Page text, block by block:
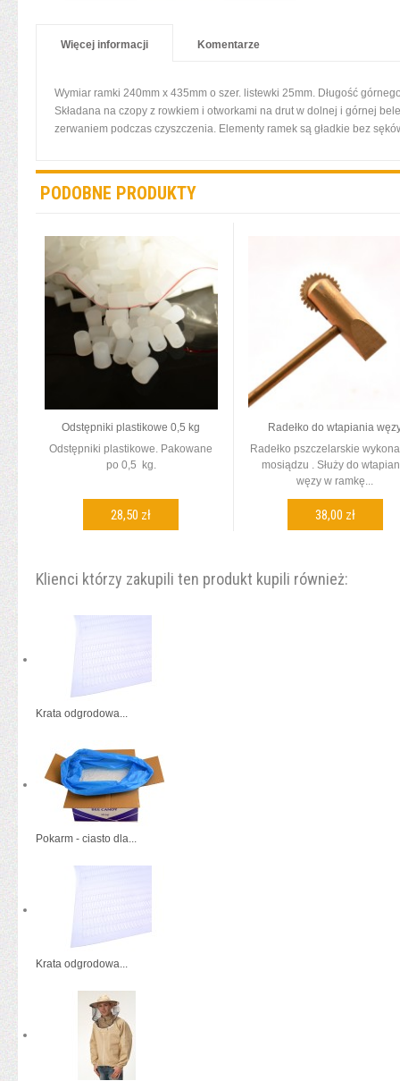
Więcej informacji Komentarze
Wymiar ramki 240mm x 435mm o szer. listewki 25mm. Długość
Składana na czopy z rowkiem i otworkami na drut w dolnej i górnej
zerwaniem podczas czyszczenia. Elementy ramek są gładkie bez
PODOBNE PRODUKTY
Odstępniki plastikowe 0,5 kg
Odstępniki plastikowe. Pakowane
po 0,5 kg.
28,50 zł
Radełko do wtapiania
Radełko pszczelarskie
mosiądzu . Służy do
węzy w ramkę...
38,00 zł
Klienci którzy zakupili ten produkt kupili również:
Krata odgrodowa...
Pokarm - ciasto dla...
Krata odgrodowa...